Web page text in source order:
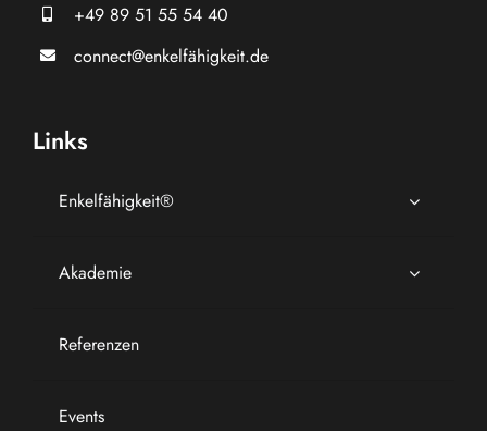
+49 89 51 55 54 40
connect@enkelfähigkeit.de
Links
Enkelfähigkeit®
Akademie
Referenzen
Events